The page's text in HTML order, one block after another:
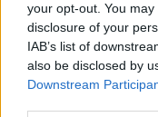
your opt-out. You
disclosure of your
IAB’s list of
also be disclosed by
Downstream